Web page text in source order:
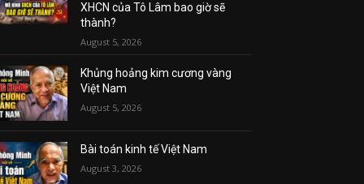
XHCN của Tô Lâm bao giờ sẽ
thành?
August 5, 2026
Khủng hoảng kim cương vàng
Việt Nam
August 5, 2026
Bài toán kinh tế Việt Nam
August 3, 2026